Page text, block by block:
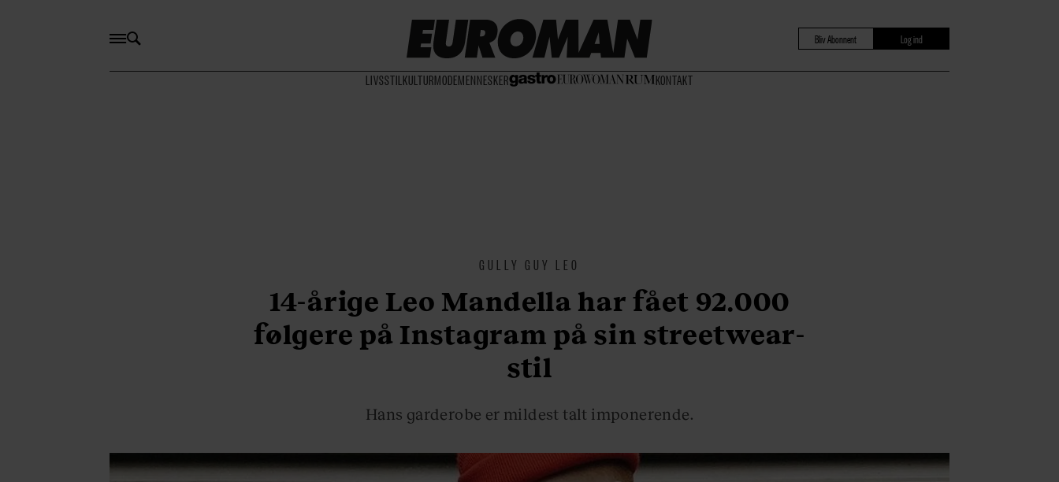
LIVSSTIL KULTURMODEMENNESKER KONTAKT
Bliv Abonnent Log ind
GULLY GUY LEO
14-årige Leo Mandella har fået 92.000
følgere på Instagram på sin streetwear-
stil
Hans garderobe er mildest talt imponerende.